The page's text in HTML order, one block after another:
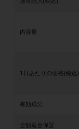
内容量
1日あたりの価格(税込)
有効成分
全額返金保証